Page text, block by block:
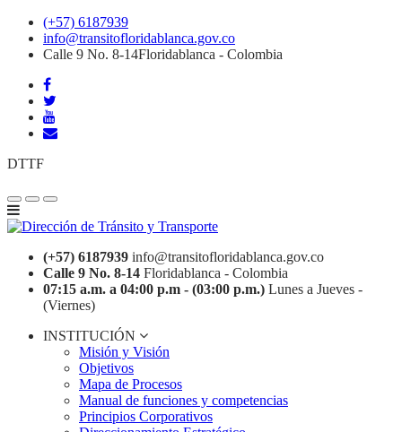
(+57) 6187939
info@transitofloridablanca.gov.co
Calle 9 No. 8-14Floridablanca - Colombia
DTTF
(+57) 6187939 info@transitofloridablanca.gov.co
Calle 9 No. 8-14 Floridablanca - Colombia
07:15 a.m. a 04:00 p.m - (03:00 p.m.) Lunes a Jueves -
(Viernes)
INSTITUCIÓN
Misión y Visión
Objetivos
Mapa de Procesos
Manual de funciones y competencias
Principios Corporativos